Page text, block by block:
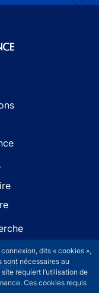
dits « cookies »,
sont nécessaires au
requiert l’utilisation de
Ces cookies requis